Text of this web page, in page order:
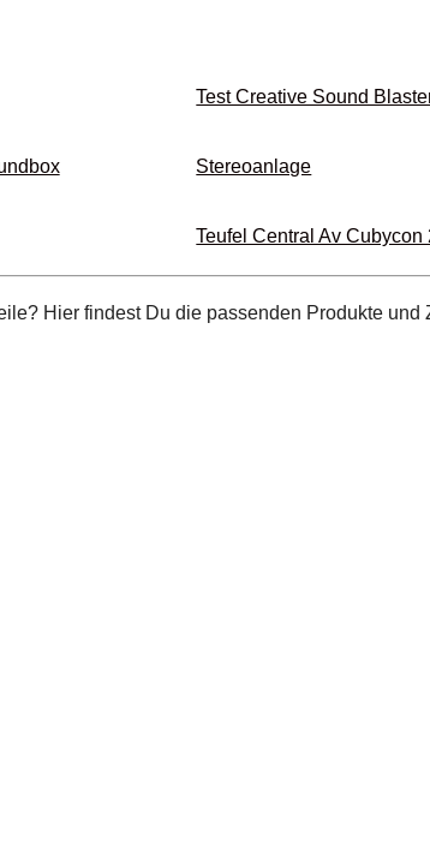
Test Creative Sound
Stereoanlage
Teufel Central Av Cubycon
Hier findest Du die passenden Produkte